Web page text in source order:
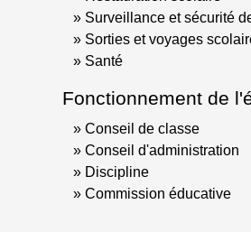
Surveillance et sécurité
Sorties et voyages
Santé
Fonctionnement de
Conseil de classe
Conseil d'administration
Discipline
Commission éducative